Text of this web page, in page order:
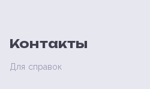
Контакты
Для справок